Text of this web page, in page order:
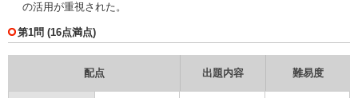
の活用が重視された。
第1問 (16点満点)
配点 出題内容 難易度